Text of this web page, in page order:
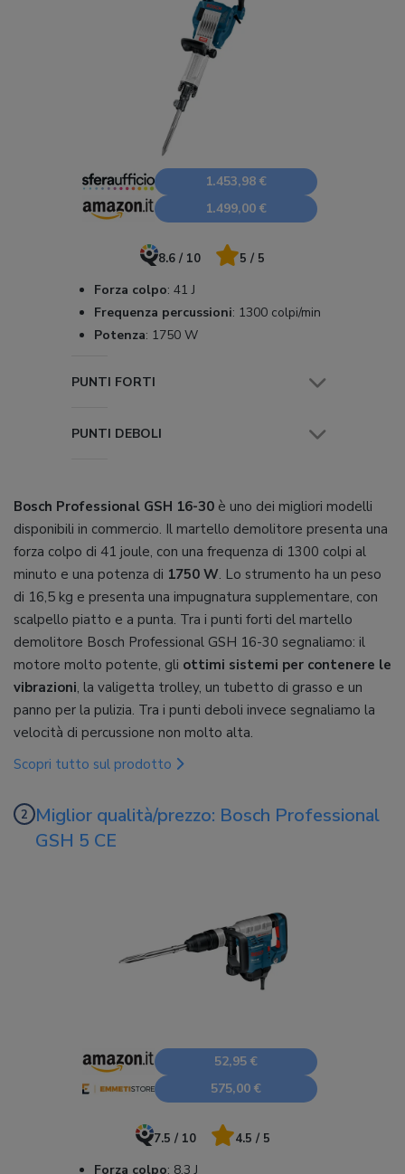
1.453,98 €
1.499,00 €
8.6 / 10 5 / 5
Forza colpo: 41 J
Frequenza percussioni: 1300 colpi/min
Potenza: 1750 W
PUNTI FORTI
PUNTI DEBOLI
Bosch Professional GSH 16-30 è uno dei migliori modelli
disponibili in commercio. Il martello demolitore presenta una
forza colpo di 41 joule, con una frequenza di 1300 colpi al
minuto e una potenza di 1750 W. Lo strumento ha un peso
di 16,5 kg e presenta una impugnatura supplementare, con
scalpello piatto e a punta. Tra i punti forti del martello
demolitore Bosch Professional GSH 16-30 segnaliamo: il
motore molto potente, gli ottimi sistemi per contenere le
vibrazioni, la valigetta trolley, un tubetto di grasso e un
panno per la pulizia. Tra i punti deboli invece segnaliamo la
velocità di percussione non molto alta.
Scopri tutto sul prodotto
Miglior qualità/prezzo: Bosch Professional
GSH 5 CE
52,95 €
575,00 €
7.5 / 10 4.5 / 5
Forza colpo: 8,3 J